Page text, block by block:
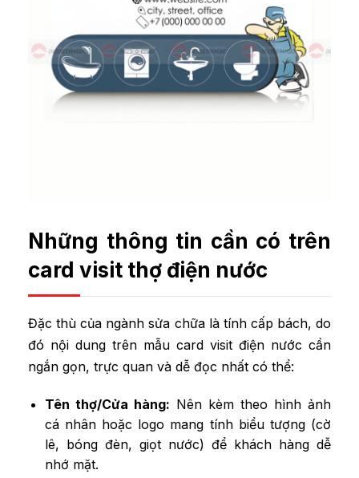
Những thông tin cần có trên
card visit thợ điện nước
Đặc thù của ngành sửa chữa là tính cấp bách, do
đó nội dung trên mẫu card visit điện nước cần
ngắn gọn, trực quan và dễ đọc nhất có thể:
Tên thợ/Cửa hàng: Nên kèm theo hình ảnh
cá nhân hoặc logo mang tính biểu tượng (cờ
lê, bóng đèn, giọt nước) để khách hàng dễ
nhớ mặt.